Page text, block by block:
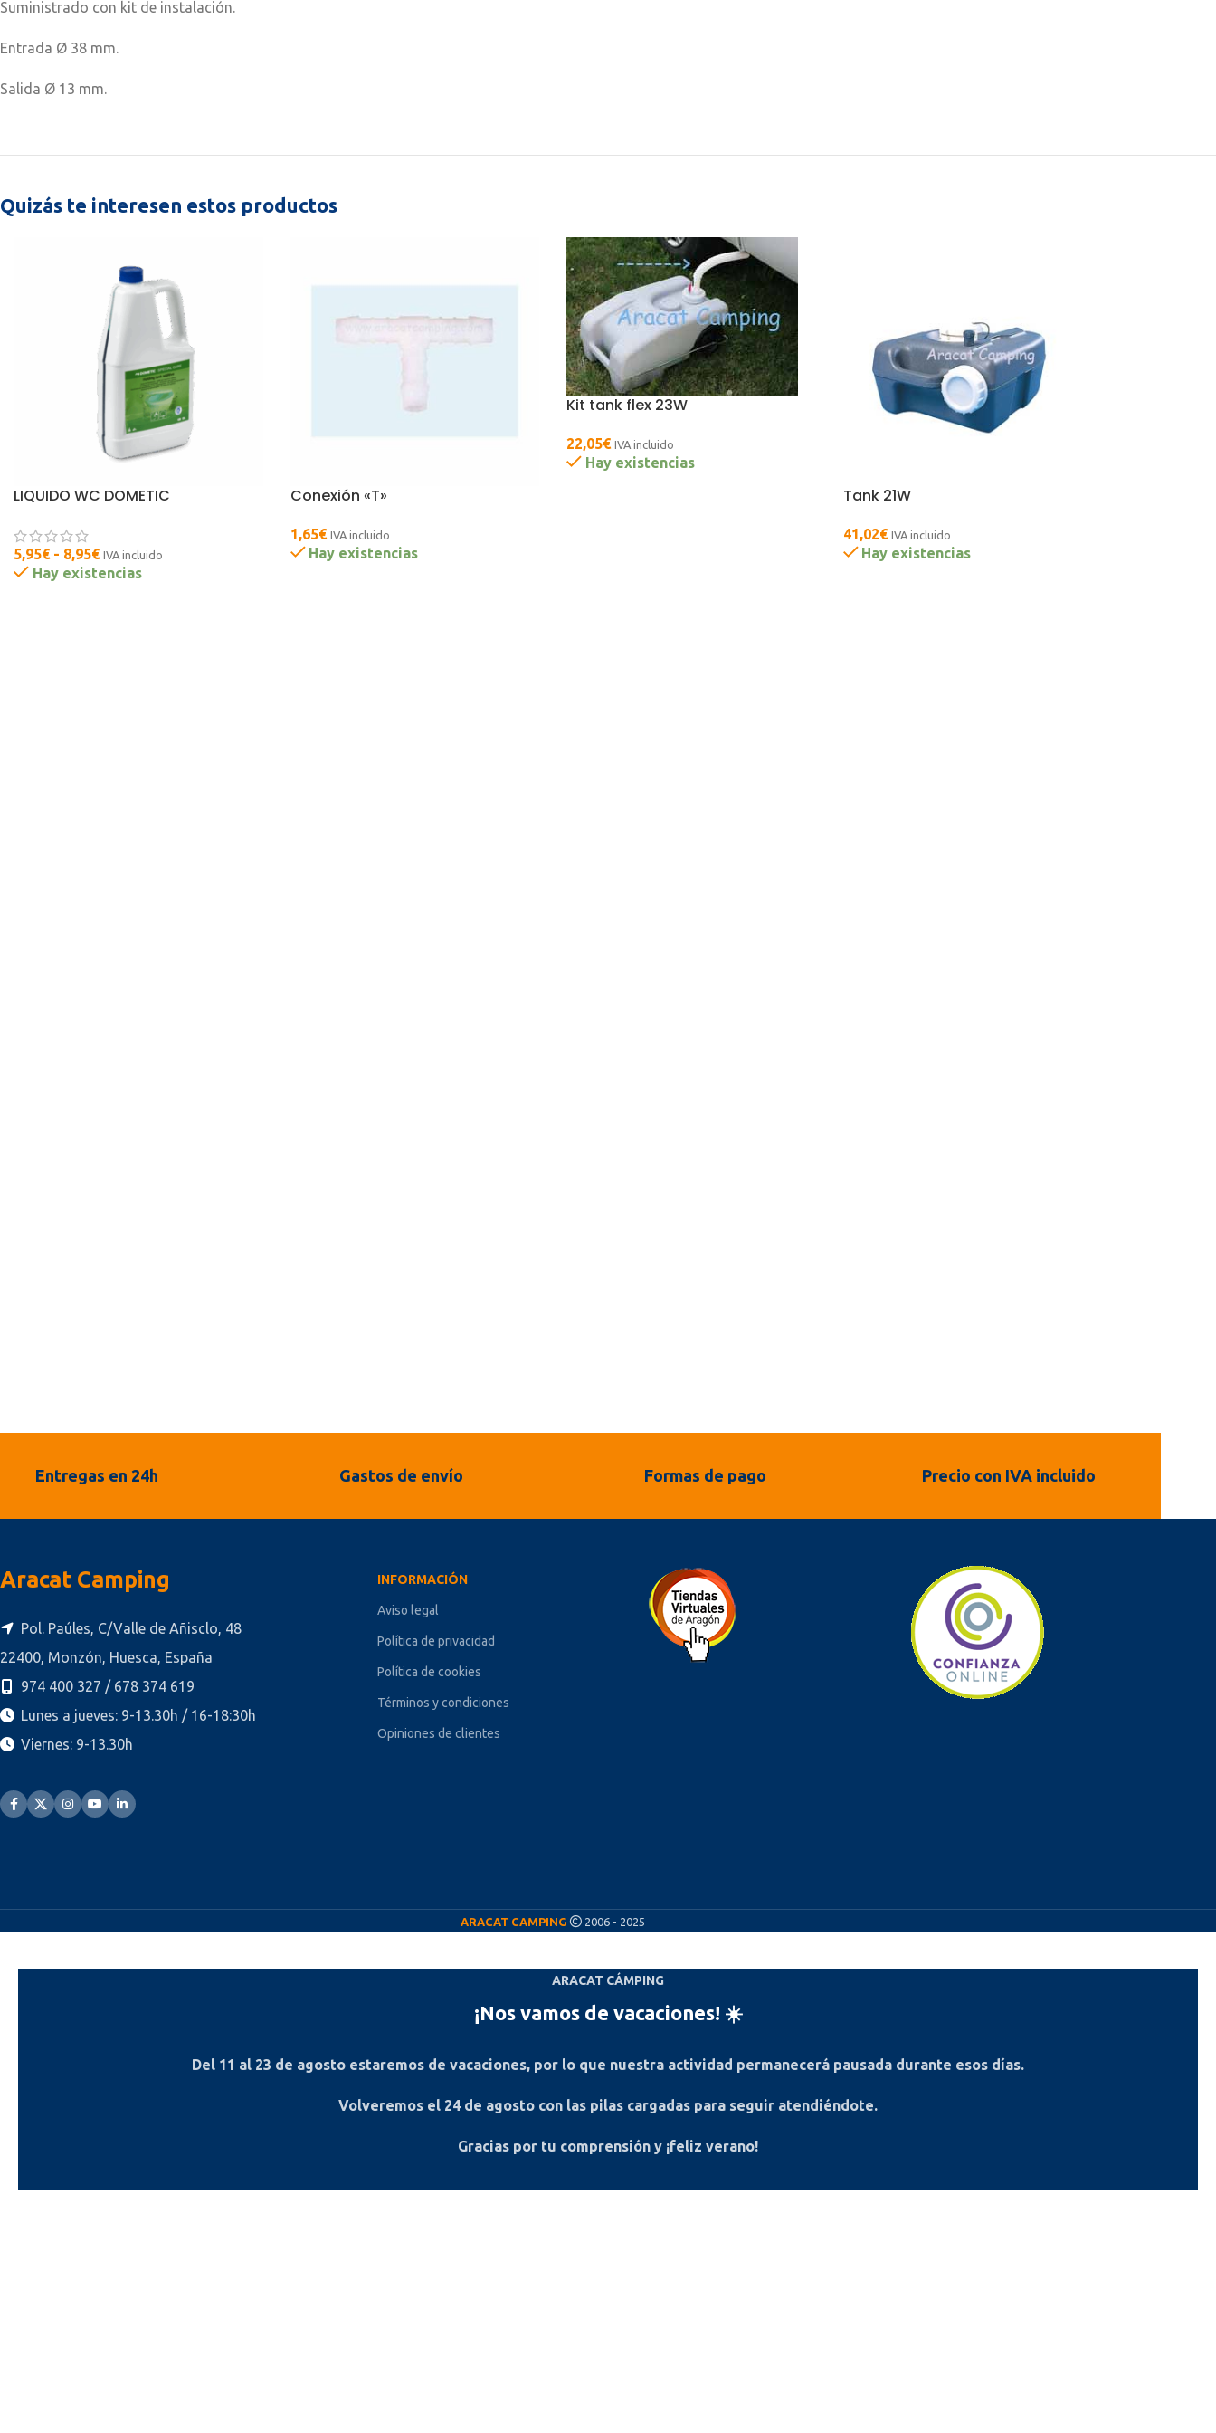
Suministrado con kit de instalación.
Entrada Ø 38 mm.
Salida Ø 13 mm.
Quizás te interesen estos productos
LIQUIDO WC DOMETIC
5,95€ - 8,95€ IVA incluido
Hay existencias
Conexión «T»
1,65€ IVA incluido
Hay existencias
Kit tank flex 23W
22,05€ IVA incluido
Hay existencias
Tank 21W
41,02€ IVA incluido
Hay existencias
Entregas en 24h Gastos de envío Formas de pago Precio con IVA incluido
Aracat Camping
Pol. Paúles, C/Valle de Añisclo, 48
22400, Monzón, Huesca, España
974 400 327 / 678 374 619
Lunes a jueves: 9-13.30h / 16-18:30h
Viernes: 9-13.30h
INFORMACIÓN
Aviso legal
Política de privacidad
Política de cookies
Términos y condiciones
Opiniones de clientes
ARACAT CAMPING 2006 - 2025
ARACAT CÁMPING
¡Nos vamos de vacaciones! ☀️
Del 11 al 23 de agosto estaremos de vacaciones, por lo que nuestra actividad permanecerá pausada durante esos días.
Volveremos el 24 de agosto con las pilas cargadas para seguir atendiéndote.
Gracias por tu comprensión y ¡feliz verano!